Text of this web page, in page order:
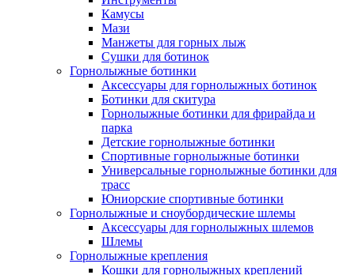
Камусы
Мази
Манжеты для горных лыж
Сушки для ботинок
Горнолыжные ботинки
Аксессуары для горнолыжных ботинок
Ботинки для скитура
Горнолыжные ботинки для фрирайда и
парка
Детские горнолыжные ботинки
Спортивные горнолыжные ботинки
Универсальные горнолыжные ботинки для
трасс
Юниорские спортивные ботинки
Горнолыжные и сноубордические шлемы
Аксессуары для горнолыжных шлемов
Шлемы
Горнолыжные крепления
Кошки для горнолыжных креплений